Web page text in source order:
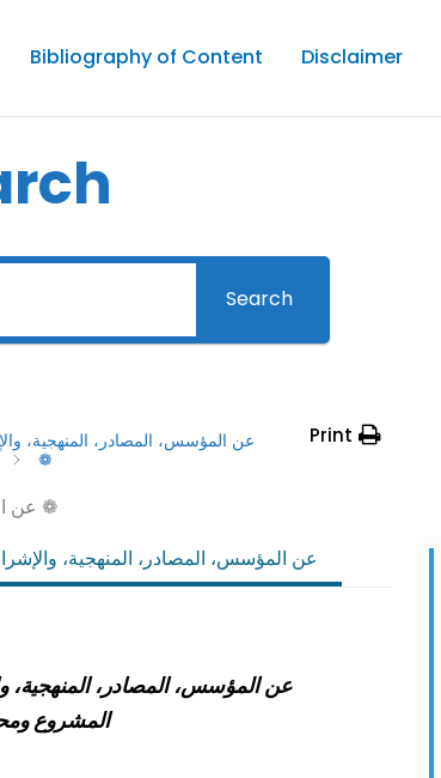
Bibliography of Content Disclaimer
Search
عن المؤسس، المصادر، المنهجية،
عن المؤسس، والمصادر، والمنهجية، والإشراف العلمى ❁
Print
عن المؤسس، والمصادر، والمنهجية، والإشراف العلمى ❁
عن المؤسس، المصادر، المنهجية،
عن المؤسس، المصادر، المنهجية،
المشروع